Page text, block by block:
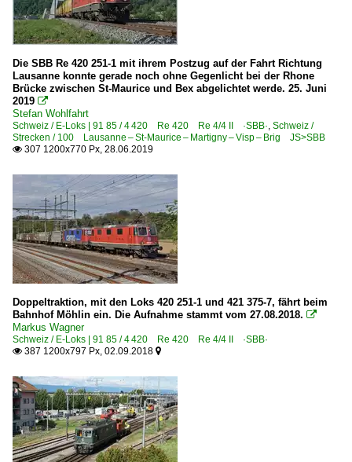
Die SBB Re 420 251-1 mit ihrem Postzug auf der Fahrt Richtung
Lausanne konnte gerade noch ohne Gegenlicht bei der Rhone
Brücke zwischen St-Maurice und Bex abgelichtet werde. 25. Juni
2019 
Stefan Wohlfahrt
Schweiz / E-Loks | 91 85 / 4 420 Re 420 Re 4/4 II ·SBB·, Schweiz /
Strecken / 100 Lausanne – St-Maurice – Martigny – Visp – Brig JS>SBB
 307 1200x770 Px, 28.06.2019
Doppeltraktion, mit den Loks 420 251-1 und 421 375-7, fährt beim
Bahnhof Möhlin ein. Die Aufnahme stammt vom 27.08.2018. 
Markus Wagner
Schweiz / E-Loks | 91 85 / 4 420 Re 420 Re 4/4 II ·SBB·
 387 1200x797 Px, 02.09.2018 